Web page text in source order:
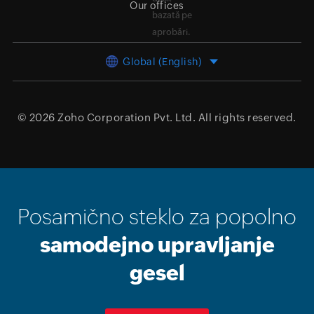
bazată pe
aprobări.
Our offices
Global (English)
© 2026 Zoho Corporation Pvt. Ltd. All rights reserved.
Posamično steklo za popolno
samodejno upravljanje
gesel